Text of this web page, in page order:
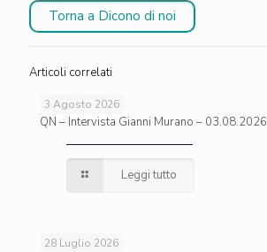
Torna a Dicono di noi
Articoli correlati
3 Agosto 2026
QN – Intervista Gianni Murano – 03.08.2026
Leggi tutto
28 Luglio 2026